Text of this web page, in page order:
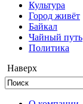
Культура
Город живёт
Байкал
Чайный путь
Политика
Наверх